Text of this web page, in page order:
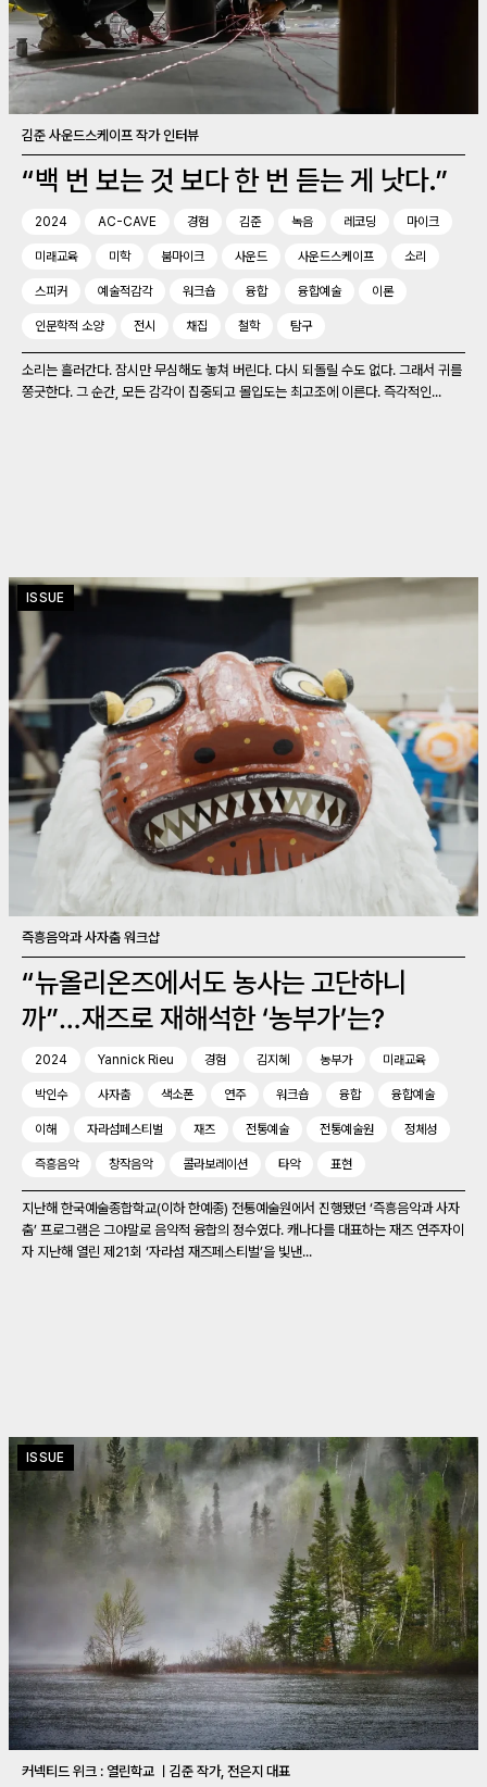
김준 사운드스케이프 작가 인터뷰
“백 번 보는 것 보다 한 번 듣는 게 낫다.”
2024 AC-CAVE 경험 김준 녹음 레코딩 마이크
미래교육 미학 붐마이크 사운드 사운드스케이프 소리
스피커 예술적감각 워크숍 융합 융합예술 이론
인문학적 소양 전시 채집 철학 탐구
소리는 흘러간다. 잠시만 무심해도 놓쳐 버린다. 다시 되돌릴 수도 없다. 그래서 귀를
쫑긋한다. 그 순간, 모든 감각이 집중되고 몰입도는 최고조에 이른다. 즉각적인...
ISSUE
즉흥음악과 사자춤 워크샵
“뉴올리온즈에서도 농사는 고단하니
까”…재즈로 재해석한 ‘농부가’는?
2024 Yannick Rieu 경험 김지혜 농부가 미래교육
박인수 사자춤 색소폰 연주 워크숍 융합 융합예술
이해 자라섬페스티벌 재즈 전통예술 전통예술원 정체성
즉흥음악 창작음악 콜라보레이션 타악 표현
지난해 한국예술종합학교(이하 한예종) 전통예술원에서 진행됐던 ‘즉흥음악과 사자
춤’ 프로그램은 그야말로 음악적 융합의 정수였다. 캐나다를 대표하는 재즈 연주자이
자 지난해 열린 제21회 ‘자라섬 재즈페스티벌’을 빛낸...
ISSUE
커넥티드 위크 : 열린학교 ㅣ김준 작가, 전은지 대표